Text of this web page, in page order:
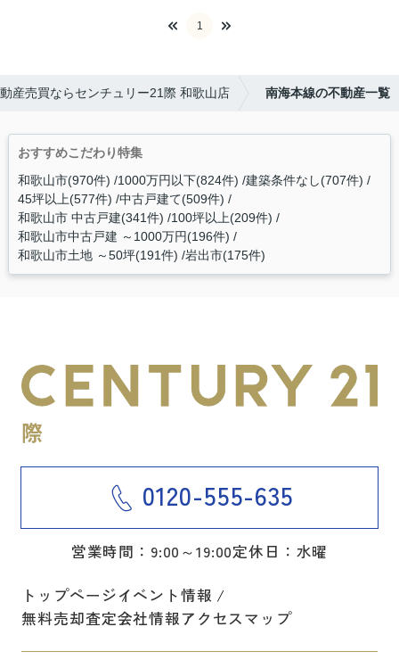
1
産売買ならセンチュリー21際 和歌山店 南海本線の不動産一覧
おすすめこだわり特集
和歌山市(970件) 1000万円以下(824件) 建築条件なし(707件)
45坪以上(577件) 中古戸建て(509件)
和歌山市 中古戸建(341件) 100坪以上(209件)
和歌山市中古戸建 ～1000万円(196件)
和歌山市土地 ～50坪(191件) 岩出市(175件)
0120-555-635
営業時間：9:00～19:00定休日：水曜
トップページイベント情報
無料売却査定会社情報アクセスマップ